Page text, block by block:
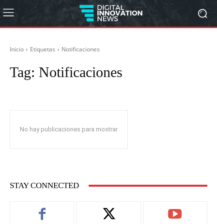
Inicio Etiquetas Notificaciones
Tag: Notificaciones
No hay publicaciones para mostrar
STAY CONNECTED